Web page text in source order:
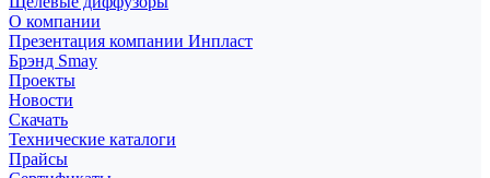
О компании
Презентация компании Инпласт
Брэнд Smay
Проекты
Новости
Скачать
Технические каталоги
Прайсы